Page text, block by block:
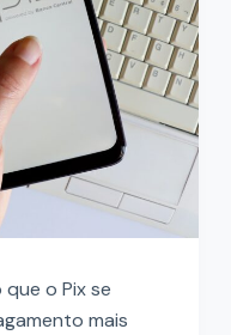
o Pix se
mais